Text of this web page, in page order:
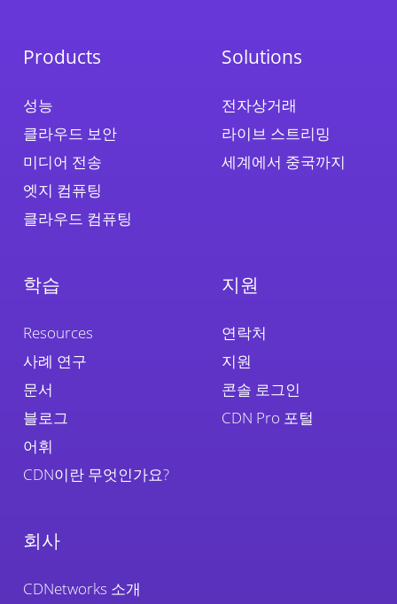
Products
성능
클라우드 보안
미디어 전송
엣지 컴퓨팅
클라우드 컴퓨팅
Solutions
전자상거래
라이브 스트리밍
세계에서 중국까지
학습
Resources
사례 연구
문서
블로그
어휘
CDN이란 무엇인가요?
지원
연락처
지원
콘솔 로그인
CDN Pro 포털
회사
CDNetworks 소개